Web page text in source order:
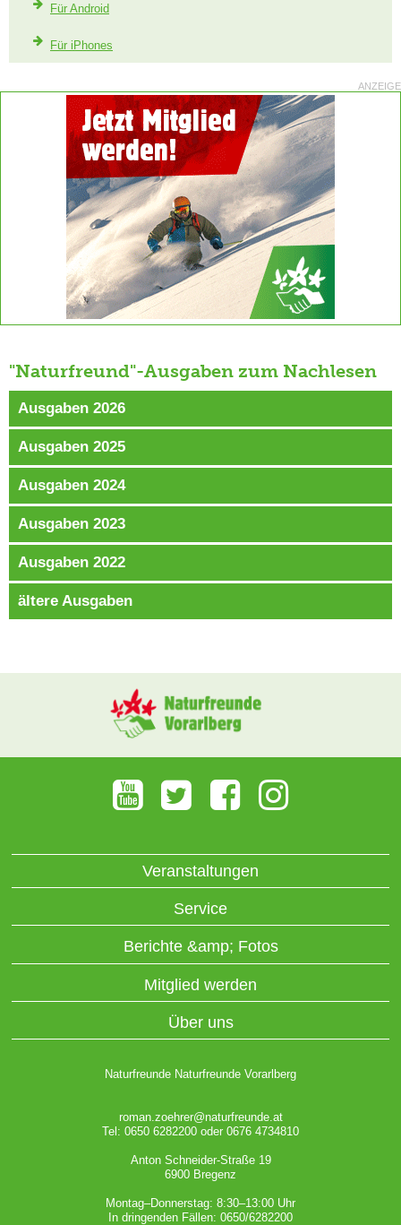
Für Android
Für iPhones
ANZEIGE
"Naturfreund"-Ausgaben zum Nachlesen
Ausgaben 2026
Ausgaben 2025
Ausgaben 2024
Ausgaben 2023
Ausgaben 2022
ältere Ausgaben
Veranstaltungen
Service
Berichte &amp; Fotos
Mitglied werden
Über uns
Naturfreunde Naturfreunde Vorarlberg
roman.zoehrer@naturfreunde.at
Tel: 0650 6282200 oder 0676 4734810
Anton Schneider-Straße 19
6900 Bregenz
Montag–Donnerstag: 8:30–13:00 Uhr
In dringenden Fällen: 0650/6282200